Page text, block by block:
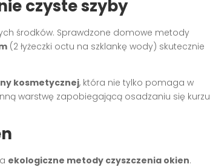
czyste szyby
środków. Sprawdzone domowe metody
(2 łyżeczki octu na szklankę wody) skutecznie
kosmetycznej, która nie tylko pomaga w
warstwę zapobiegającą osadzaniu się kurzu
ekologiczne metody czyszczenia okien.